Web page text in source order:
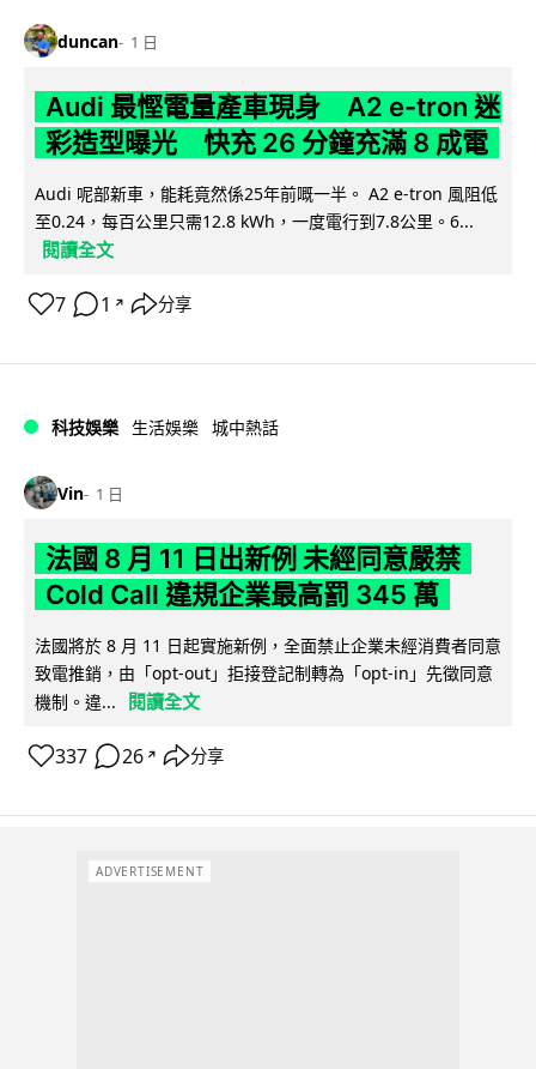
duncan 1 日
Audi 最慳電量產車現身 A2 e-tron 迷
彩造型曝光 快充 26 分鐘充滿 8 成電
Audi 呢部新車，能耗竟然係25年前嘅一半。 A2 e-tron 風阻低
至0.24，每百公里只需12.8 kWh，一度電行到7.8公里。6...
閱讀全文
7 1 ↗ 分享
科技娛樂 生活娛樂 城中熱話
Vin 1 日
法國 8 月 11 日出新例 未經同意嚴禁
Cold Call 違規企業最高罰 345 萬
法國將於 8 月 11 日起實施新例，全面禁止企業未經消費者同意
致電推銷，由「opt-out」拒接登記制轉為「opt-in」先徵同意
機制。違...
閱讀全文
337 26 ↗ 分享
ADVERTISEMENT